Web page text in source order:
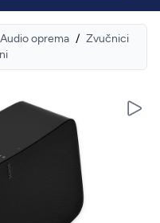
Audio oprema / Zvučnici